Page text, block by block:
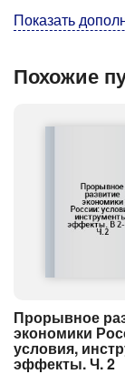
Показать
Похожие
Прорывное
экономики
условия,
эффекты. Ч. 2